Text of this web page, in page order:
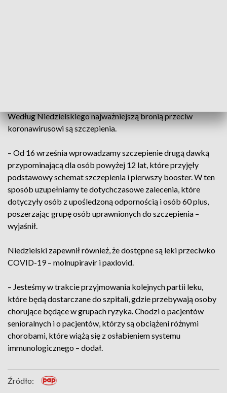
Według Niedzielskiego najważniejszą bronią przeciw
koronawirusowi są szczepienia.
– Od 16 września wprowadzamy szczepienie drugą dawką
przypominającą dla osób powyżej 12 lat, które przyjęły
podstawowy schemat szczepienia i pierwszy booster. W ten
sposób uzupełniamy te dotychczasowe zalecenia, które
dotyczyły osób z upośledzoną odpornością i osób 60 plus,
poszerzając grupę osób uprawnionych do szczepienia –
wyjaśnił.
Niedzielski zapewnił również, że dostępne są leki przeciwko
COVID-19 – molnupiravir i paxlovid.
– Jesteśmy w trakcie przyjmowania kolejnych partii leku,
które będą dostarczane do szpitali, gdzie przebywają osoby
chorujące będące w grupach ryzyka. Chodzi o pacjentów
senioralnych i o pacjentów, którzy są obciążeni różnymi
chorobami, które wiążą się z osłabieniem systemu
immunologicznego – dodał.
Źródło: